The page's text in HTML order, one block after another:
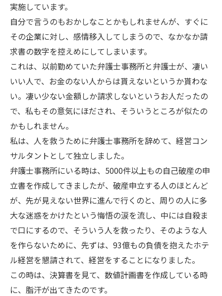
実施しています。
自分で言うのもおかしなことかもしれませんが、すぐに
その企業に対し、感情移入してしまうので、なかなか請
求書の数字を控えめにしてしまいます。
これは、以前勤めていた弁護士事務所と弁護士が、凄い
いい人で、お金のない人からは貰えないというか貰わな
い。凄い少ない金額しか請求しないというお人だったの
で、私もその意気にほだされ、そういうところが似たの
かもしれません。
私は、人を救うために弁護士事務所を辞めて、経営コン
サルタントとして独立しました。
弁護士事務所にいる時は、5000件以上もの自己破産の申
立書を作成してきましたが、破産申立する人のほとんど
が、先が見えない世界に進んで行くのと、周りの人に多
大な迷惑をかけたという悔悟の涙を流し、中には自殺ま
で口にするので、そういう人を救ったり、そのような人
を作らないために、先ずは、93億もの負債を抱えたホテ
ル経営を懇請されて、経営をすることになりました。
この時は、決算書を見て、数値計画書を作成している時
に、脂汗が出てきたのです。